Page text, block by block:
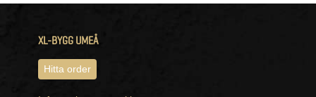
XL-BYGG UMEÅ
Hitta order